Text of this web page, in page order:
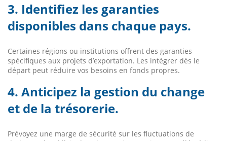
3. Identifiez les garanties
disponibles dans chaque pays.
Certaines régions ou institutions offrent des garanties
spécifiques aux projets d’exportation. Les intégrer dès le
départ peut réduire vos besoins en fonds propres.
4. Anticipez la gestion du change
et de la trésorerie.
Prévoyez une marge de sécurité sur les fluctuations de